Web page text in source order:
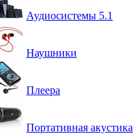
Аудиосистемы 5.1
Наушники
Плеера
Портативная акустика